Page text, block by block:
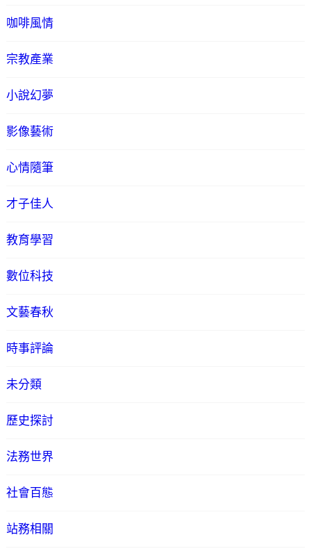
咖啡風情
宗教產業
小說幻夢
影像藝術
心情隨筆
才子佳人
教育學習
數位科技
文藝春秋
時事評論
未分類
歷史探討
法務世界
社會百態
站務相關